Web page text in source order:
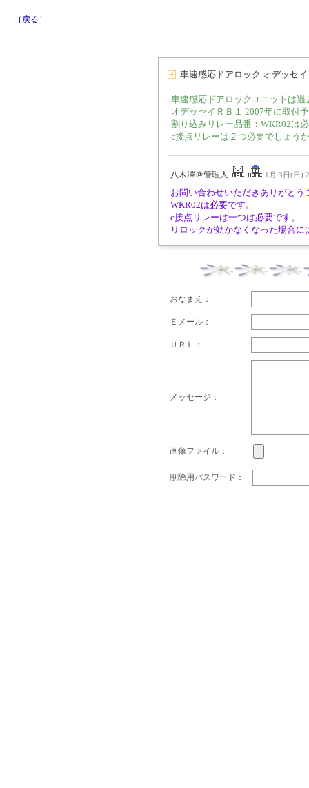
［戻る］
車速感応ドアロック オデッセ
車速感応ドアロックユニットは
オデッセイＲＢ１ 2007年に取付
割り込みリレー品番：WKR02は
c接点リレーは２つ必要でしょう
八木澤＠管理人 1月 3日(日)
お問い合わせいただきありがとう
WKR02は必要です。
c接点リレーは一つは必要です。
リロックが効かなくなった場合
おなまえ：
Ｅメール：
ＵＲＬ：
メッセージ：
画像ファイル：
削除用パスワード：